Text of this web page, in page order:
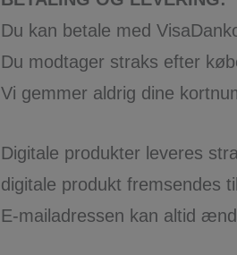
Du kan betale med
Du modtager straks efter
Vi gemmer aldrig dine
Digitale produkter leveres
digitale produkt fremsendes
E-mailadressen kan altid